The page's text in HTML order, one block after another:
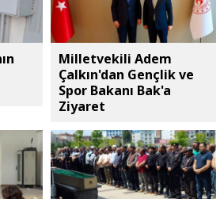
Milletvekili Adem
Çalkın'dan Gençlik ve
Spor Bakanı Bak'a
Ziyaret